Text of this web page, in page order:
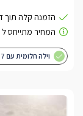
וילה חלומית עם 7 חדרי שינה